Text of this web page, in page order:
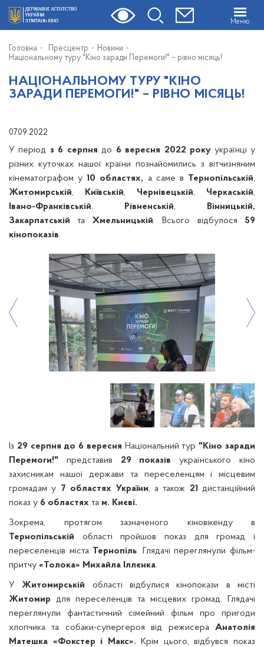
Меню
Головна Пресцентр
Новини
Національному туру "Кіно заради Перемоги!" – рівно місяць!
НАЦІОНАЛЬНОМУ ТУРУ "КІНО
ЗАРАДИ ПЕРЕМОГИ!" – РІВНО МІСЯЦЬ!
07.09.2022
У період з 6 серпня до 6 вересня 2022 рокуукраїнці у
різних куточках нашої країни познайомились з вітчизняним
кінематографом у10 областях, а саме в Тернопільській,
Житомирській, Київській, Чернівецькій, Черкаській,
Івано-Франківській, Рівненській,
Вінницькій,
Закарпатській та Хмельницькій. Всього відбулося 59
кінопоказів.
Із 29 серпня до 6 вересня Національний тур "Кіно заради
Перемоги!" представив 29 показів українського кіно
захисникам нашої держави та переселенцям і місцевим
громадам у 7 областях України, а також 21
дистанційний
показ у 6 областях та м. Києві.
Зокрема, протягом зазначеного кіновікенду в
Тернопільській області пройшов показ для громад і
переселенців міста Тернопіль. Глядачі переглянули фільм-
притчу «Толока» Михайла Іллєнка.
У Житомирській області відбулися кінопокази в місті
Житомир для переселенців та місцевих громад. Глядачі
переглянули фантастичний сімейний фільм про пригоди
хлопчика та собаки-супергероя від режисера Анатолія
Матешка «Фокстер і Макс».
Крім цього, відбувся показ